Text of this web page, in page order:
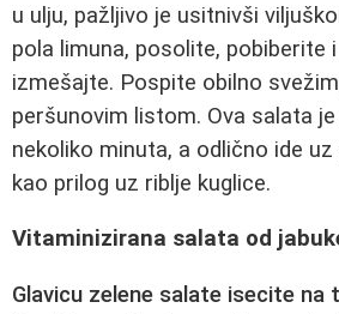
u ulju, pažljivo je usitnivši
pola limuna, posolite, pobiberite
izmešajte. Pospite obilno
peršunovim listom. Ova salata
nekoliko minuta, a odlično ide
kao prilog uz riblje kuglice.
Vitaminizirana salata od
Glavicu zelene salate isecite na